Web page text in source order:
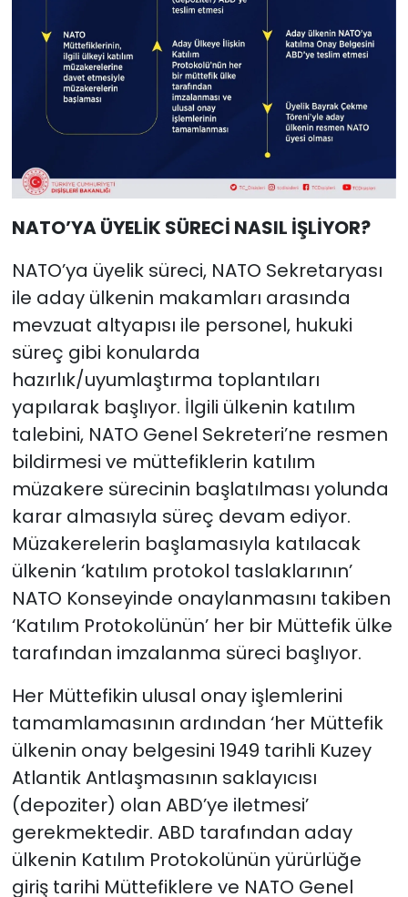
NATO’YA ÜYELİK SÜRECİ NASIL İŞLİYOR?
NATO’ya üyelik süreci, NATO Sekretaryası
ile aday ülkenin makamları arasında
mevzuat altyapısı ile personel, hukuki
süreç gibi konularda
hazırlık/uyumlaştırma toplantıları
yapılarak başlıyor. İlgili ülkenin katılım
talebini, NATO Genel Sekreteri’ne resmen
bildirmesi ve müttefiklerin katılım
müzakere sürecinin başlatılması yolunda
karar almasıyla süreç devam ediyor.
Müzakerelerin başlamasıyla katılacak
ülkenin ‘katılım protokol taslaklarının’
NATO Konseyinde onaylanmasını takiben
‘Katılım Protokolünün’ her bir Müttefik ülke
tarafından imzalanma süreci başlıyor.
Her Müttefikin ulusal onay işlemlerini
tamamlamasının ardından ‘her Müttefik
ülkenin onay belgesini 1949 tarihli Kuzey
Atlantik Antlaşmasının saklayıcısı
(depoziter) olan ABD’ye iletmesi’
gerekmektedir. ABD tarafından aday
ülkenin Katılım Protokolünün yürürlüğe
giriş tarihi Müttefiklere ve NATO Genel